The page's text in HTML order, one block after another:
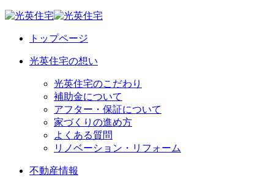
トップページ
光英住宅の想い
光英住宅のこだわり
補助金について
アフター・保証について
家づくりの進め方
よくある質問
リノベーション・リフォーム
不動産情報